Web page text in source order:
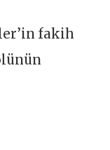
fakih